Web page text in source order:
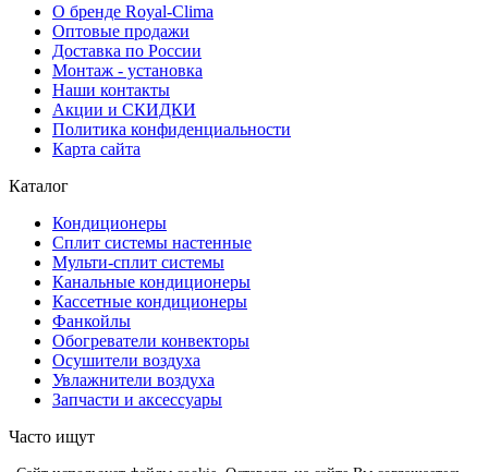
О бренде Royal-Clima
Оптовые продажи
Доставка по России
Монтаж - установка
Наши контакты
Акции и СКИДКИ
Политика конфиденциальности
Карта сайта
Каталог
Кондиционеры
Сплит системы настенные
Мульти-сплит системы
Канальные кондиционеры
Кассетные кондиционеры
Фанкойлы
Обогреватели конвекторы
Осушители воздуха
Увлажнители воздуха
Запчасти и аксессуары
Часто ищут